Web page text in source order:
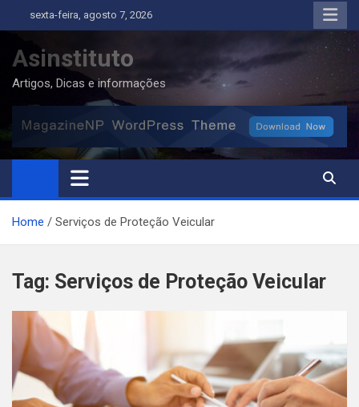
to
content
sexta-feira, agosto 7, 2026
Asinstituto
Artigos, Dicas e informações
Home Serviços de Proteção Veicular
Tag: Serviços de Proteção Veicular